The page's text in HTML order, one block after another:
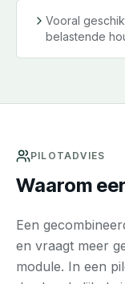
Vooral
belastende
PILOTADVIES
Waarom
Een
en vraagt meer
module. In een